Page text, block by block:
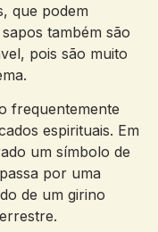
que podem
também são
pois são muito
frequentemente
​espirituais. Em
um símbolo de
por uma
de um girino